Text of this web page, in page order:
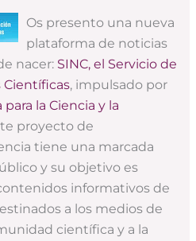
Os presento una nueva
plataforma de noticias
nacer: SINC, el Servicio de
Científicas, impulsado por
la Ciencia y la
proyecto de
tiene una marcada
y su objetivo es
informativos de
a los medios de
científica y a la